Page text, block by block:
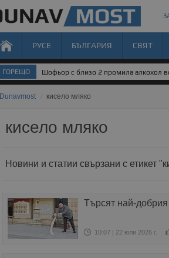
РУСЕ БЪЛГАРИЯ СВЯТ
ГОРЕЩО Шофьор с близо 2 промила алкохол
Dunavmost кисело мляко
кисело мляко
Новини и статии свързани с етикет
Търсят най-
10:07 | 22 юли 2026 г.